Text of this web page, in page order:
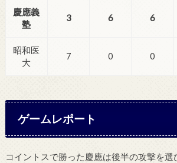
慶應義
塾
3 6 6
昭和医
大
7 0 0
ゲームレポート
コイントスで勝った慶應は後半の攻撃を選